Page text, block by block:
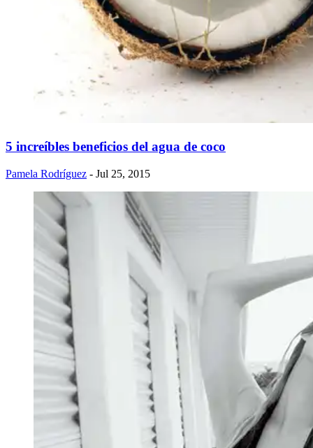
5 increíbles beneficios del agua de coco
Pamela Rodríguez - Jul 25, 2015